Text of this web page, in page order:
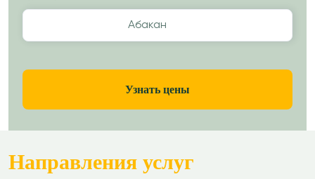
Абакан
Узнать цены
Направления услуг